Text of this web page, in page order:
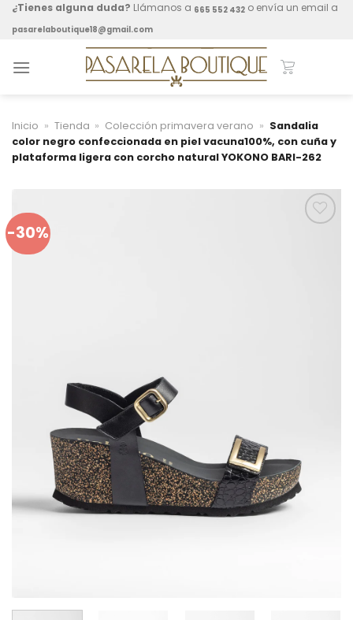
Skip¿Tienes alguna duda? Llámanos a 665 552 432 o envía un email a
pasarelaboutique18@gmail.com
Inicio » Tienda » Colección primavera verano » Sandalia
color negro confeccionada en piel vacuna100%, con cuña y
plataforma ligera con corcho natural YOKONO BARI-262
-30%